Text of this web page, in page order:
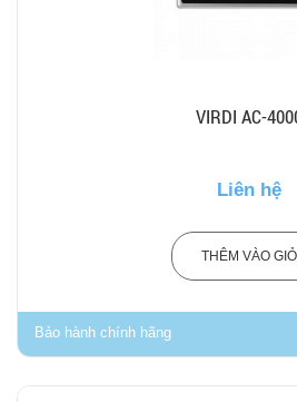
VIRDI AC-
Liên hệ
THÊM VÀO GIỎ
Bảo hành chính hãng